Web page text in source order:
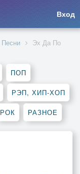
Вход
Песни
Эх Да По
ПОП
РЭП, ХИП-ХОП
РОК РАЗНОЕ